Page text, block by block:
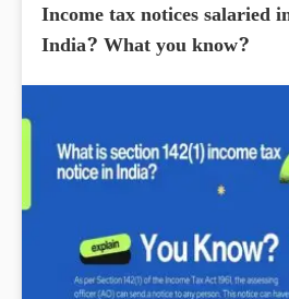
Income tax notices salaried
India? What you know?